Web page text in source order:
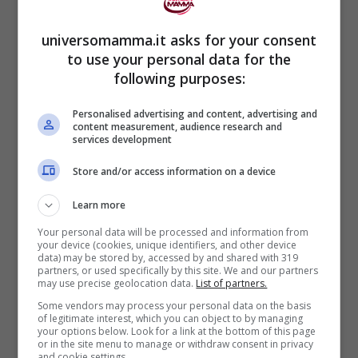
tuttavia, è necessario effettuarlo
immediatamente nelle prime settimane in
presenza di specifiche condizioni.
Nonostante l’esame ecografico non sia
obbligatorio secondo le linee guida
nazionali italiane, è fortemente
raccomandato dai pediatri, soprattutto nei
casi a rischio. La pratica varia da regione a
regione, con alcune che adottano uno
screening selettivobasato sui fattori di
rischio, mentre altre propongono lo
screening universalea tutti i neonati.
universomamma.it asks for your consent
to use your personal data for the
following purposes:
Personalised advertising and content, advertising and
content measurement, audience research and
services development
Store and/or access information on a device
Learn more
Your personal data will be processed and information from
your device (cookies, unique identifiers, and other device
data) may be stored by, accessed by and shared with 319
partners, or used specifically by this site. We and our partners
may use precise geolocation data. List of partners.
Some vendors may process your personal data on the basis
of legitimate interest, which you can object to by managing
your options below. Look for a link at the bottom of this page
or in the site menu to manage or withdraw consent in privacy